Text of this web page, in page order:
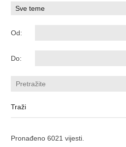
Od:
Do:
Pronađeno 6021 vijesti.